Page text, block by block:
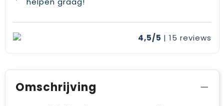
4,5/5 | 15 reviews
Omschrijving